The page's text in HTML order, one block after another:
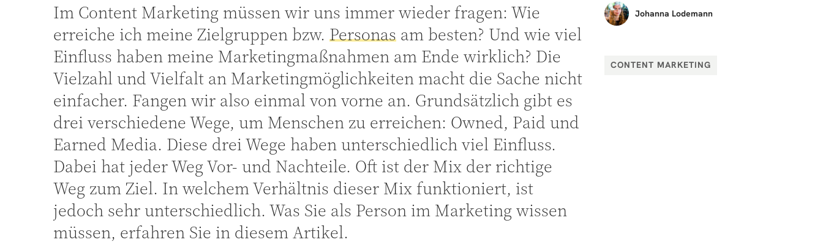
Im Content Marketing müssen wir uns immer wieder fragen: Wie
erreiche ich meine Zielgruppen bzw. Personas am besten? Und wie viel
Einfluss haben meine Marketingmaßnahmen am Ende wirklich? Die
Vielzahl und Vielfalt an Marketingmöglichkeiten macht die Sache nicht
einfacher. Fangen wir also einmal von vorne an. Grundsätzlich gibt es
drei verschiedene Wege, um Menschen zu erreichen: Owned, Paid und
Earned Media. Diese drei Wege haben unterschiedlich viel Einfluss.
Dabei hat jeder Weg Vor- und Nachteile. Oft ist der Mix der richtige
Weg zum Ziel. In welchem Verhältnis dieser Mix funktioniert, ist
jedoch sehr unterschiedlich. Was Sie als Person im Marketing wissen
müssen, erfahren Sie in diesem Artikel.
Johanna Lodemann
CONTENT MARKETING